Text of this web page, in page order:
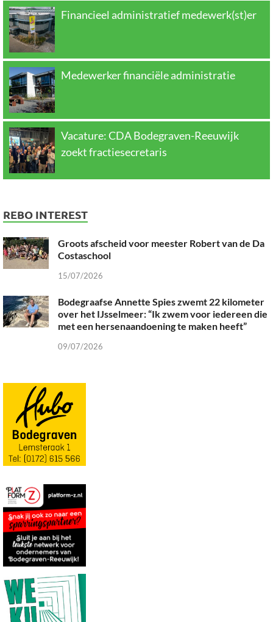
Financieel administratief medewerk(st)er
Medewerker financiële administratie
Vacature: CDA Bodegraven-Reeuwijk
zoekt fractiesecretaris
REBO INTEREST
Groots afscheid voor meester Robert van de Da
Costaschool
15/07/2026
Bodegraafse Annette Spies zwemt 22 kilometer
over het IJsselmeer: “Ik zwem voor iedereen die
met een hersenaandoening te maken heeft”
09/07/2026